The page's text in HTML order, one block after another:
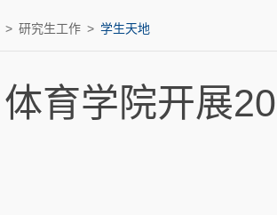
> 研究生工作 > 学生天地
体育学院开展